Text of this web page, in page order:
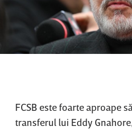
FCSB este foarte aproape
transferul lui Eddy